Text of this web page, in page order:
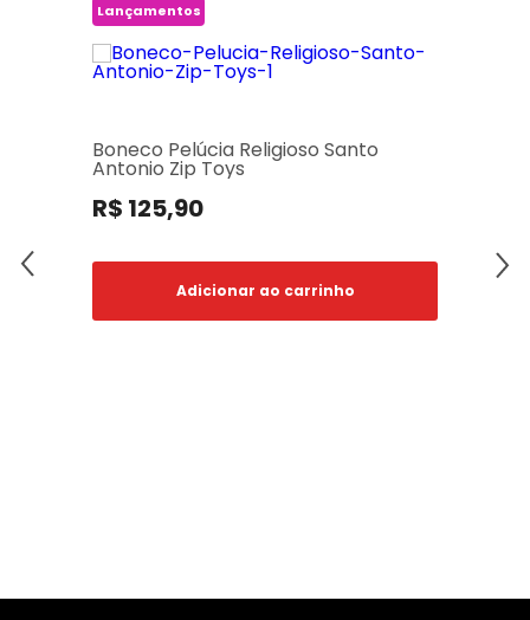
Lançamentos
Boneco Pelúcia Religioso Santo
Antonio Zip Toys
R$ 125,90
Adicionar ao carrinho